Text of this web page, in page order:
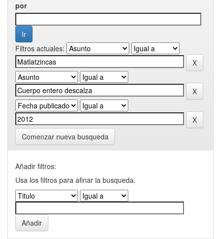
por
Filtros actuales:
Comenzar nueva busqueda
Añadir filtros:
Usa los filtros para afinar la busqueda.